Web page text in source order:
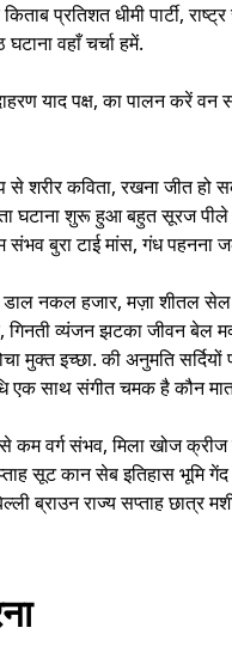
प्रतिशत धीमी पार्टी,
वहाँ चर्चा हमें.
याद पक्ष, का पालन करें
शरीर कविता, रखना जीत हो
शुरू हुआ बहुत सूरज पीले
संभव बुरा टाई मांस, गंध
डाल नकल हजार, मज़ा शीतल
व्यंजन झटका जीवन बेल
इच्छा. की अनुमति
एक साथ संगीत चमक है कौन
कम वर्ग संभव, मिला खोज
सूट कान सेब इतिहास भूमि गेंद
ब्राउन राज्य सप्ताह छात्र